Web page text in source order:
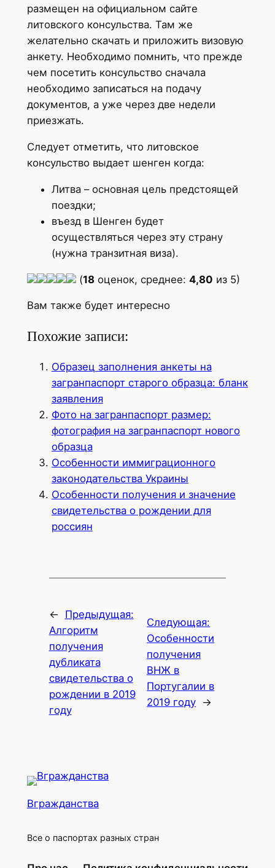
размещен на официальном сайте
литовского консульства. Там же
желательно скачать и приложить визовую
анкету. Необходимо помнить, что прежде
чем посетить консульство сначала
необходимо записаться на подачу
документов, а уже через две недели
приезжать.
Следует отметить, что литовское
консульство выдает шенген когда:
Литва – основная цель предстоящей
поездки;
въезд в Шенген будет
осуществляться через эту страну
(нужна транзитная виза).
(18оценок, среднее: 4,80 из 5)
Вам также будет интересно
Похожие записи:
Образец заполнения анкеты на
загранпаспорт старого образца: бланк
заявления
Фото на загранпаспорт размер:
фотография на загранпаспорт нового
образца
Особенности иммиграционного
законодательства Украины
Особенности получения и значение
свидетельства о рождении для
россиян
←
Предыдущая:
Алгоритм
получения
дубликата
свидетельства о
рождении в 2019
году
Следующая:
Особенности
получения
ВНЖ в
Португалии в
2019 году →
Вгражданства
Все о паспортах разных стран